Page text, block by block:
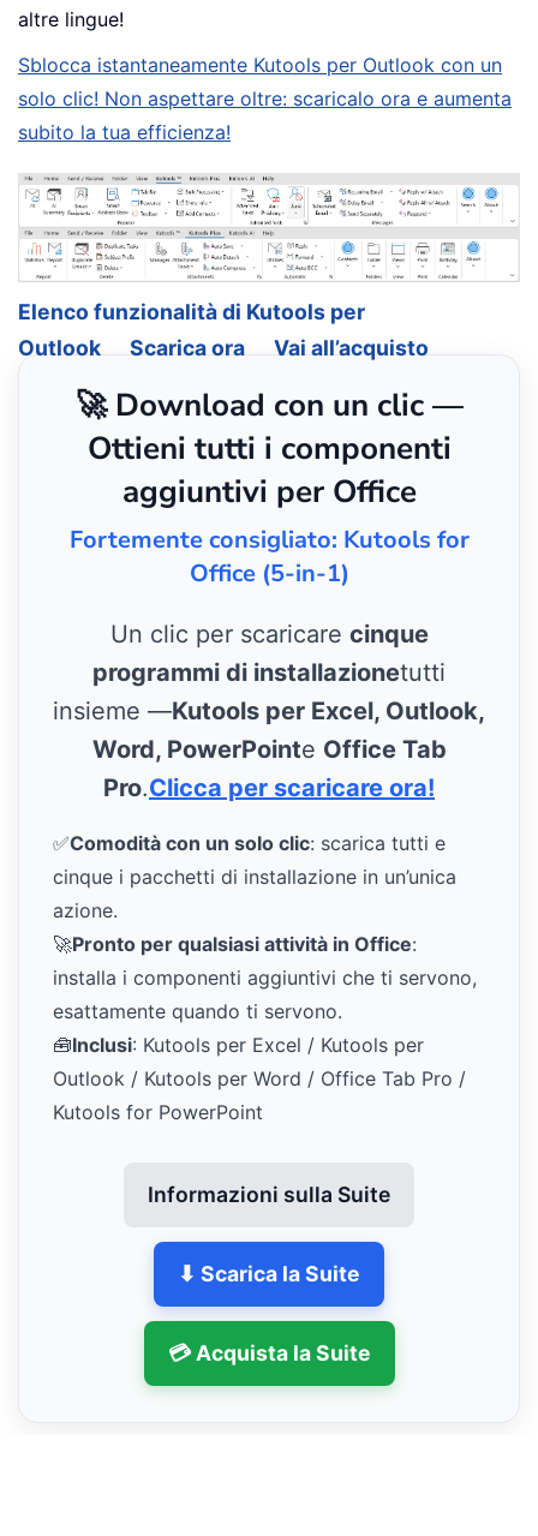
altre lingue!
Sblocca istantaneamente Kutools per Outlook con un
solo clic! Non aspettare oltre: scaricalo ora e aumenta
subito la tua efficienza!
Elenco funzionalità di Kutools per
Outlook
Scarica ora Vai all’acquisto
🚀 Download con un clic —
Ottieni tutti i componenti
aggiuntivi per Office
Fortemente consigliato: Kutools for
Office (5-in-1)
Un clic per scaricare cinque
programmi di installazionetutti
insieme —Kutools per Excel, Outlook,
Word, PowerPointe Office Tab
Pro.Clicca per scaricare ora!
✅Comodità con un solo clic: scarica tutti e
cinque i pacchetti di installazione in un’unica
azione.
🚀Pronto per qualsiasi attività in Office:
installa i componenti aggiuntivi che ti servono,
esattamente quando ti servono.
🧰Inclusi: Kutools per Excel / Kutools per
Outlook / Kutools per Word / Office Tab Pro /
Kutools for PowerPoint
Informazioni sulla Suite
⬇ Scarica la Suite
💳 Acquista la Suite